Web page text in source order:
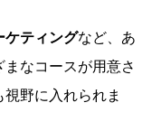
ケティングなど、あ
なコースが用意さ
視野に入れられま